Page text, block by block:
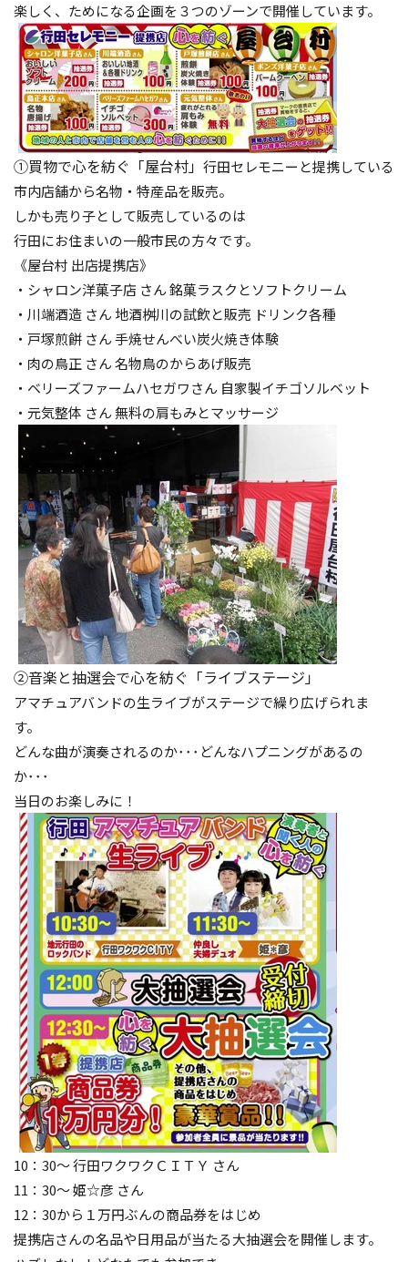
楽しく、ためになる企画を３つのゾーンで開催しています。
①買物で心を紡ぐ「屋台村」 行田セレモニーと提携している
市内店舗から名物・特産品を販売。
しかも売り子として販売しているのは
行田にお住まいの一般市民の方々です。
《屋台村 出店提携店》
・シャロン洋菓子店 さん 銘菓ラスクとソフトクリーム
・川端酒造 さん 地酒桝川の試飲と販売 ドリンク各種
・戸塚煎餅 さん 手焼せんべい炭火焼き体験
・肉の鳥正 さん 名物鳥のからあげ販売
・ベリーズファームハセガワさん 自家製イチゴソルベット
・元気整体 さん 無料の肩もみとマッサージ
②音楽と抽選会で心を紡ぐ「ライブステージ」
アマチュアバンドの生ライブがステージで繰り広げられま
す。
どんな曲が演奏されるのか･･･どんなハプニングがあるの
か･･･
当日のお楽しみに！
10：30～ 行田ワクワクＣＩＴＹ さん
11：30～ 姫☆彦 さん
12：30から１万円ぶんの商品券をはじめ
提携店さんの名品や日用品が当たる大抽選会を開催します。